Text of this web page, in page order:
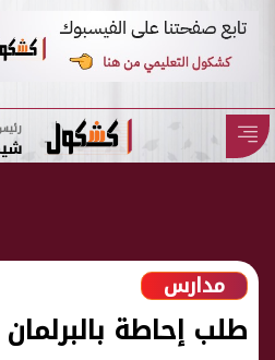
مدارس
طلب إحاطة